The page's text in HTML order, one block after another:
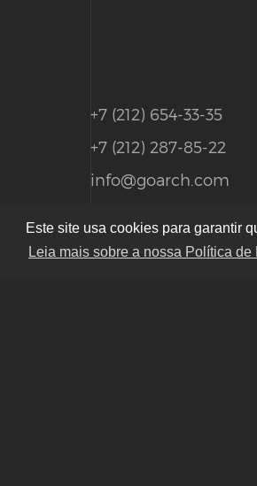
+7 (212) 654-33-35
+7 (212) 287-85-22
info@goarch.com
Este site usa cookies para garantir
Leia mais sobre a nossa Política